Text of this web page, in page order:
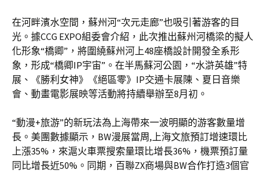
在河畔濱水空間，蘇州河“次元走廊”也吸引著游客的目
光。據CCG EXPO組委會介紹，此次推出蘇州河橋梁的擬人
化形象“橋卿”，將圍繞蘇州河上48座橋設計開發全系形
象，形成“橋卿IP宇宙”。在半馬蘇河公園，“水滸英雄”特
展、《勝利女神》《絕區零》IP交通卡展陳、夏日音樂
會、動畫電影展映等活動將持續舉辦至8月初。
“動漫+旅游”的新玩法為上海帶來一波明顯的游客數量增
長。美團數據顯示，BW漫展當周,上海文旅預訂增速環比
上漲35%，來滬火車票搜索量環比增長36%，機票預訂量
同比增長近50%。同期，百聯ZX商場與BW合作打造3個官